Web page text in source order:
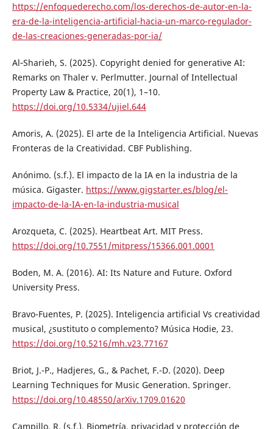
https://enfoquederecho.com/los-derechos-de-autor-en-la-
era-de-la-inteligencia-artificial-hacia-un-marco-regulador-
de-las-creaciones-generadas-por-ia/
Al‑Sharieh, S. (2025). Copyright denied for generative AI:
Remarks on Thaler v. Perlmutter. Journal of Intellectual
Property Law & Practice, 20(1), 1–10.
https://doi.org/10.5334/ujiel.644
Amoris, A. (2025). El arte de la Inteligencia Artificial. Nuevas
Fronteras de la Creatividad. CBF Publishing.
Anónimo. (s.f.). El impacto de la IA en la industria de la
música. Gigaster. https://www.gigstarter.es/blog/el-
impacto-de-la-IA-en-la-industria-musical
Arozqueta, C. (2025). Heartbeat Art. MIT Press.
https://doi.org/10.7551/mitpress/15366.001.0001
Boden, M. A. (2016). AI: Its Nature and Future. Oxford
University Press.
Bravo-Fuentes, P. (2025). Inteligencia artificial Vs creatividad
musical, ¿sustituto o complemento? Música Hodie, 23.
https://doi.org/10.5216/mh.v23.77167
Briot, J.-P., Hadjeres, G., & Pachet, F.-D. (2020). Deep
Learning Techniques for Music Generation. Springer.
https://doi.org/10.48550/arXiv.1709.01620
Campillo, R. (s.f.). Biometría, privacidad y protección de